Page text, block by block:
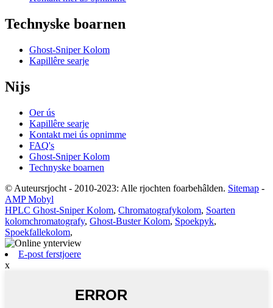
Technyske boarnen
Ghost-Sniper Kolom
Kapillêre searje
Nijs
Oer ús
Kapillêre searje
Kontakt mei ús opnimme
FAQ's
Ghost-Sniper Kolom
Technyske boarnen
© Auteursrjocht - 2010-2023: Alle rjochten foarbehâlden. Sitemap -
AMP Mobyl
HPLC Ghost-Sniper Kolom, Chromatografykolom, Soarten
kolomchromatografy, Ghost-Buster Kolom, Spoekpyk,
Spoekfallekolom,
E-post ferstjoere
x